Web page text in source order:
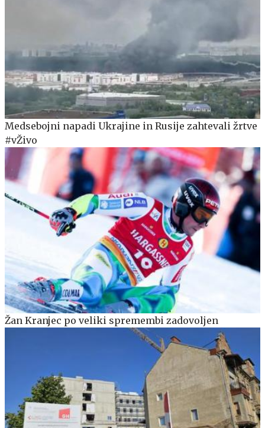
Medsebojni napadi Ukrajine in Rusije zahtevali žrtve
#vŽivo
Žan Kranjec po veliki spremembi zadovoljen